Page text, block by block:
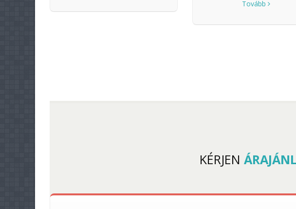
Tovább
KÉRJEN